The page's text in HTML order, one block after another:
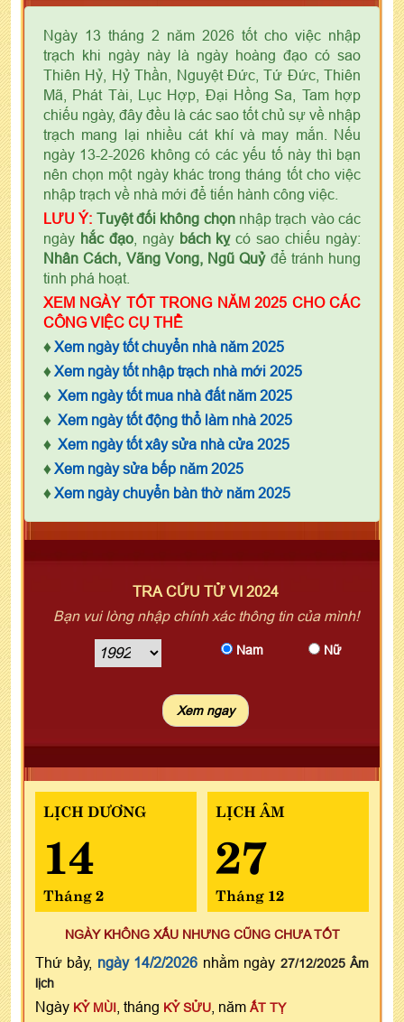
Ngày 13 tháng 2 năm 2026 tốt cho việc nhập
trạch khi ngày này là ngày hoàng đạo có sao
Thiên Hỷ, Hỷ Thần, Nguyệt Đức, Tứ Đức, Thiên
Mã, Phát Tài, Lục Hợp, Đại Hồng Sa, Tam hợp
chiếu ngày, đây đều là các sao tốt chủ sự về nhập
trạch mang lại nhiều cát khí và may mắn. Nếu
ngày 13-2-2026 không có các yếu tố này thì bạn
nên chọn một ngày khác trong tháng tốt cho việc
nhập trạch về nhà mới để tiến hành công việc.
LƯU Ý: Tuyệt đối không chọnnhập trạch vào các
ngày hắc đạo, ngày bách kỵcó sao chiếu ngày:
Nhân Cách, Vãng Vong, Ngũ Quỷđể tránh hung
tinh phá hoạt.
XEM NGÀY TỐT TRONG NĂM 2025 CHO CÁC
CÔNG VIỆC CỤ THỂ
♦ Xem ngày tốt chuyển nhà năm 2025
♦ Xem ngày tốt nhập trạch nhà mới 2025
♦ Xem ngày tốt mua nhà đất năm 2025
♦ Xem ngày tốt động thổ làm nhà 2025
♦ Xem ngày tốt xây sửa nhà cửa 2025
♦ Xem ngày sửa bếp năm 2025
♦ Xem ngày chuyển bàn thờ năm 2025
TRA CỨU TỬ VI 2024
Bạn vui lòng nhập chính xác thông tin của mình!
Nam Nữ
LỊCH DƯƠNG
14
Tháng 2
LỊCH ÂM
27
Tháng 12
NGÀY KHÔNG XẤU NHƯNG CŨNG CHƯA TỐT
Thứ bảy, ngày 14/2/2026 nhằm ngày 27/12/2025 Âm
lịch
Ngày KỶ MÙI , tháng KỶ SỬU , năm ẤT TỴ